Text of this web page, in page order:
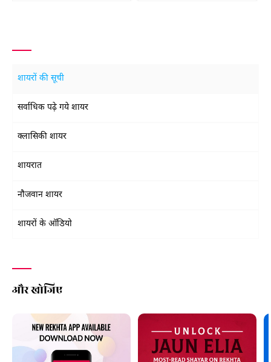
शायरों की सूची
सर्वाधिक पढ़े गये शायर
क्लासिकी शायर
शायरात
नौजवान शायर
शायरों के ऑडियो
और खोजिए